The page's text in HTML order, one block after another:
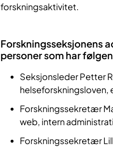
forskningsaktivitet.
Forskningsseksjonens
personer som har
Seksjonsleder Petter
helseforskningsloven,
Forskningssekretær
web, intern
Forskningssekretær